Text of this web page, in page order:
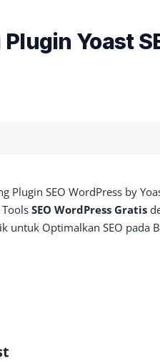
Yoast
Plugin SEO WordPress by
SEO WordPress Gratis
untuk Optimalkan SEO pada